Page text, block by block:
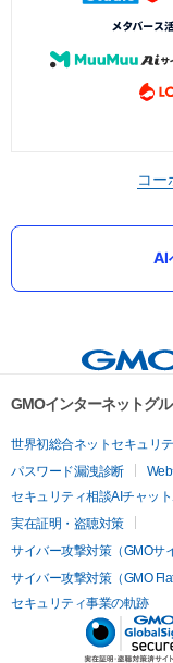
コー
AI
GMOインターネットグ
世界初総合ネットセキュリ
パスワード漏洩診断
セキュリティ相談AIチャット
実在証明・盗聴対策
サイバー攻撃対策（GMOサ
サイバー攻撃対策（GMO
セキュリティ事業の軌跡